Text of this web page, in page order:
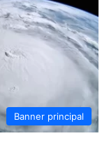
Banner principal